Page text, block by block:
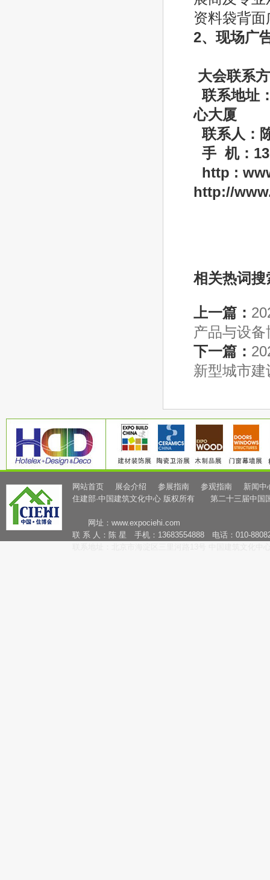
资料袋背面
2、现场广
大会联系
联系地址
心大厦
联系人：
手 机：
http :
http://
相关热词搜
上一篇：
产品与设备
下一篇：
新型城市
网站首页 展会介绍 参展指南 参观指南
新闻中
住建部·中国建筑文化中心 版权所有 第二十三届中国
网址： www.expociehi.com
联 系 人：陈 星 手机：13683554888 电话：010-